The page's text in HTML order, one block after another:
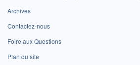
Archives
Contactez-nous
Foire aux Questions
Plan du site